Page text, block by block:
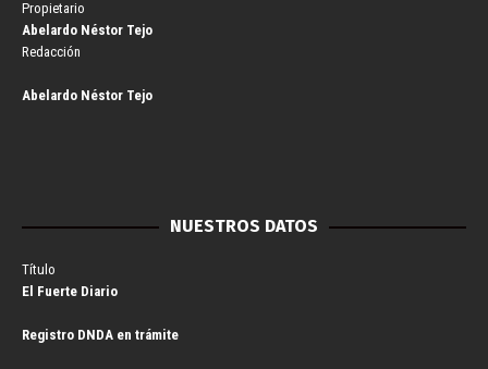
Propietario
Abelardo Néstor Tejo
Redacción
Abelardo Néstor Tejo
NUESTROS DATOS
Título
El Fuerte Diario
Registro DNDA en trámite